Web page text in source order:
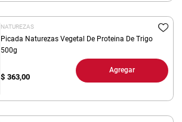
NATUREZAS
Picada Naturezas Vegetal De Proteina De Trigo
500g
$ 363,00
Agregar